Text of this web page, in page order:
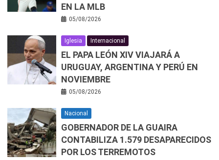
EN LA MLB
05/08/2026
Iglesia Internacional
EL PAPA LEÓN XIV VIAJARÁ A
URUGUAY, ARGENTINA Y PERÚ EN
NOVIEMBRE
05/08/2026
Nacional
GOBERNADOR DE LA GUAIRA
CONTABILIZA 1.579 DESAPARECIDOS
POR LOS TERREMOTOS